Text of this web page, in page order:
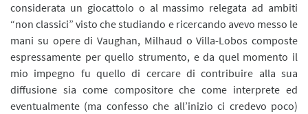
considerata un giocattolo o al massimo relegata ad ambiti
“non classici” visto che studiando e ricercando avevo messo le
mani su opere di Vaughan, Milhaud o Villa-Lobos composte
espressamente per quello strumento, e da quel momento il
mio impegno fu quello di cercare di contribuire alla sua
diffusione sia come compositore che come interprete ed
eventualmente (ma confesso che all’inizio ci credevo poco)